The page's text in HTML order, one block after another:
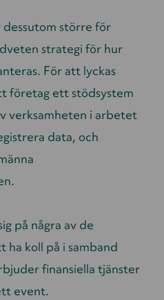
större för
strategi för hur
För att lyckas
företag ett stödsystem
verksamheten i arbetet
data, och
på några av de
ha koll på i samband
finansiella tjänster
event.